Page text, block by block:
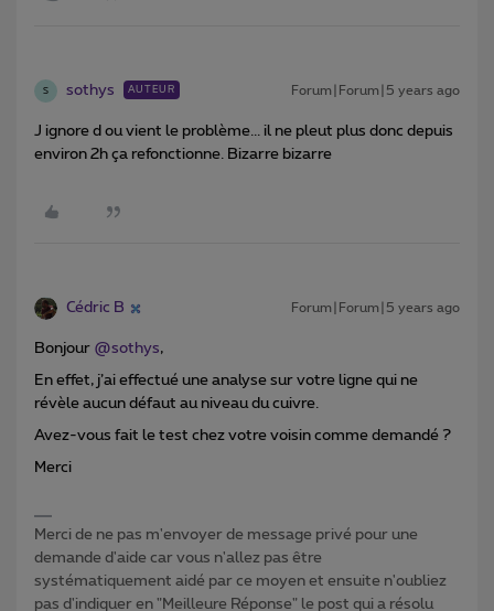
S sothys AUTEUR Forum|Forum|5 years ago
J ignore d ou vient le problème... il ne pleut plus donc depuis
environ 2h ça refonctionne. Bizarre bizarre
Cédric B Forum|Forum|5 years ago
Bonjour @sothys,
En effet, j’ai effectué une analyse sur votre ligne qui ne
révèle aucun défaut au niveau du cuivre.
Avez-vous fait le test chez votre voisin comme demandé ?
Merci
Merci de ne pas m'envoyer de message privé pour une
demande d'aide car vous n'allez pas être
systématiquement aidé par ce moyen et ensuite n'oubliez
pas d'indiquer en "Meilleure Réponse" le post qui a résolu